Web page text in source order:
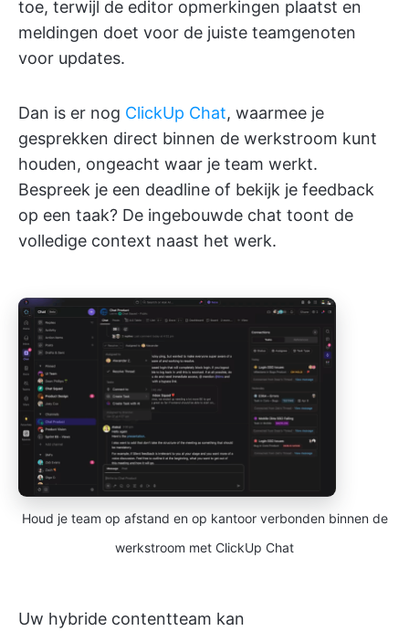
toe, terwijl de editor opmerkingen plaatst en
meldingen doet voor de juiste teamgenoten
voor updates.
Dan is er nog ClickUp Chat, waarmee je
gesprekken direct binnen de werkstroom kunt
houden, ongeacht waar je team werkt.
Bespreek je een deadline of bekijk je feedback
op een taak? De ingebouwde chat toont de
volledige context naast het werk.
Houd je team op afstand en op kantoor verbonden binnen de
werkstroom met ClickUp Chat
Uw hybride contentteam kan